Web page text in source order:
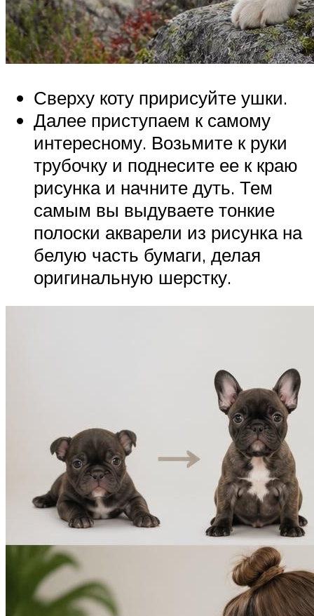
Сверху коту пририсуйте ушки.
Далее приступаем к самому
интересному. Возьмите к руки
трубочку и поднесите ее к краю
рисунка и начните дуть. Тем
самым вы выдуваете тонкие
полоски акварели из рисунка на
белую часть бумаги, делая
оригинальную шерстку.